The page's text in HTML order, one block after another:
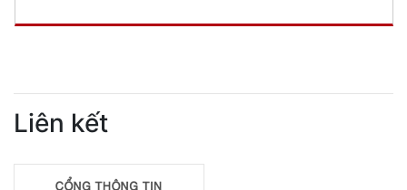
Liên kết